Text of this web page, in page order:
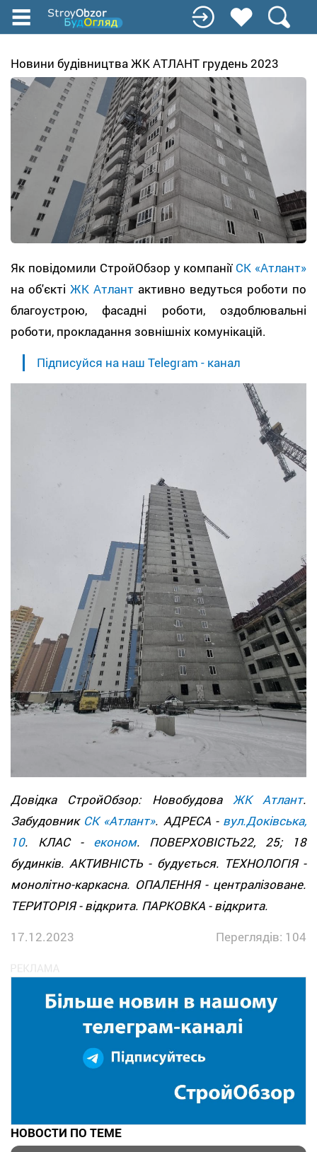
Перейти
содержанию
Новини будівництва ЖК АТЛАНТ грудень 2023
Як повідомили СтройОбзор у компанії СК «Атлант»
на об'єкті ЖК Атлант активно ведуться роботи по
благоустрою, фасадні роботи, оздоблювальні
роботи, прокладання зовнішніх комунікацій.
Підписуйся на наш Telegram - канал
Довідка СтройОбзор: Новобудова ЖК Атлант.
Забудовник СК «Атлант». АДРЕСА - вул.Доківська,
10. КЛАС - економ. ПОВЕРХОВІСТЬ22, 25; 18
будинків. АКТИВНІСТЬ - будується. ТЕХНОЛОГІЯ -
монолітно-каркасна. ОПАЛЕННЯ - централізоване.
ТЕРИТОРІЯ - відкрита. ПАРКОВКА - відкрита.
17.12.2023
Переглядів: 104
НОВОСТИ ПО ТЕМЕ